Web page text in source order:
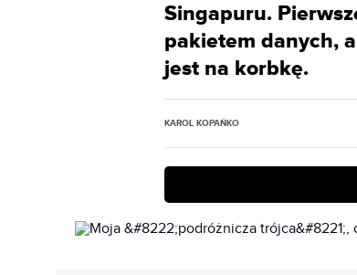
Singapuru.
pakietem danych,
jest na korbkę.
KAROL KOPAŃKO